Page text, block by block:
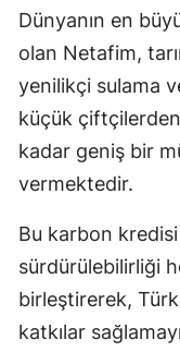
Dünyanın en
olan Netafim,
yenilikçi sulama
küçük
kadar geniş bir
vermektedir.
Bu karbon
sürdürülebilirliği
birleştirerek,
katkılar